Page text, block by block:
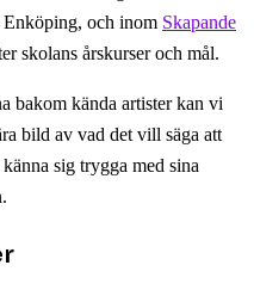
och inom Skapande
skolans årskurser och mål.
bakom kända artister kan vi
bild av vad det vill säga att
sig trygga med sina